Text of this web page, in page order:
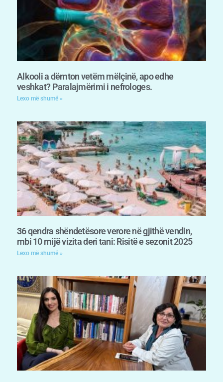
Alkooli a dëmton vetëm mëlçinë, apo edhe
veshkat? Paralajmërimi i nefrologes.
Lexo më shumë »
36 qendra shëndetësore verore në gjithë vendin,
mbi 10 mijë vizita deri tani: Risitë e sezonit 2025
Lexo më shumë »